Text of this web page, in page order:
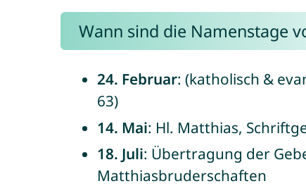
Wann sind die Namenstage
24. Februar: (katholisch &
63)
14. Mai: Hl. Matthias,
18. Juli: Übertragung der
Matthiasbruderschaften